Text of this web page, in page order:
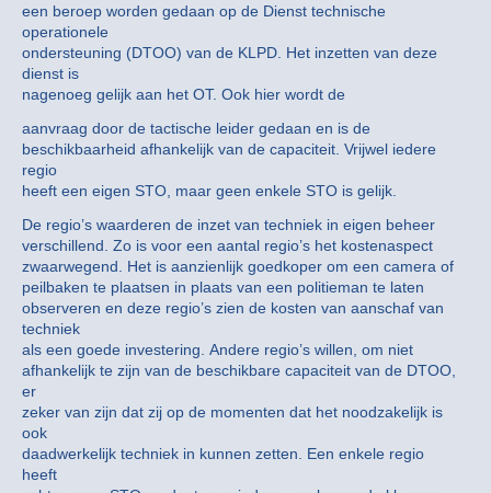
een beroep worden gedaan op de Dienst technische
operationele
ondersteuning (DTOO) van de KLPD. Het inzetten van deze
dienst is
nagenoeg gelijk aan het OT. Ook hier wordt de
aanvraag door de tactische leider gedaan en is de
beschikbaarheid afhankelijk van de capaciteit. Vrijwel iedere
regio
heeft een eigen STO, maar geen enkele STO is gelijk.
De regio’s waarderen de inzet van techniek in eigen beheer
verschillend. Zo is voor een aantal regio’s het kostenaspect
zwaarwegend. Het is aanzienlijk goedkoper om een camera of
peilbaken te plaatsen in plaats van een politieman te laten
observeren en deze regio’s zien de kosten van aanschaf van
techniek
als een goede investering. Andere regio’s willen, om niet
afhankelijk te zijn van de beschikbare capaciteit van de DTOO,
er
zeker van zijn dat zij op de momenten dat het noodzakelijk is
ook
daadwerkelijk techniek in kunnen zetten. Een enkele regio
heeft